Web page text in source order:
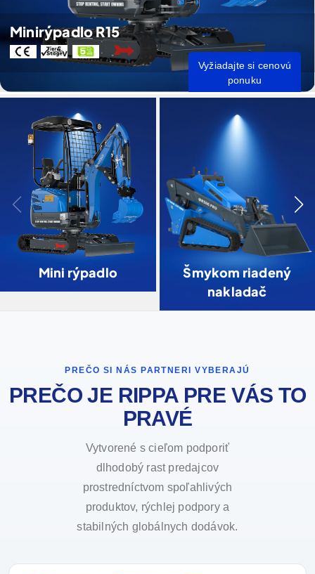
Minirýpadlo R15
Vyžiadajte si cenovú
ponuku
Mini rýpadlo
Šmykom riadený
nakladač
PREČO SI NÁS PARTNERI VYBERAJÚ
PREČO JE RIPPA PRE VÁS TO
PRAVÉ
Vytvorené s cieľom podporiť
dlhodobý rast predajcov
prostredníctvom spoľahlivých
produktov, rýchlej podpory a
stabilných globálnych dodávok.